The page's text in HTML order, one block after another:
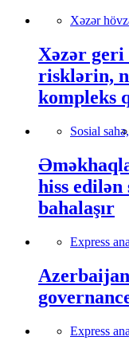
Xəzər
Xəzər
risklərin,
kompleks
Sosial sahə,
hiss edilən
bahalaşır
Express
Express